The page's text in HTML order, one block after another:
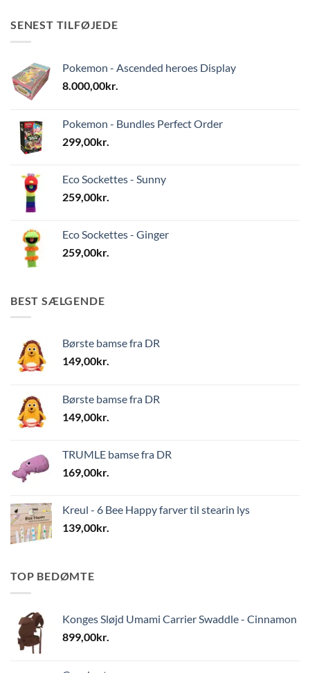
SENEST TILFØJEDE
Pokemon - Ascended heroes Display
8.000,00kr.
Pokemon - Bundles Perfect Order
299,00kr.
Eco Sockettes - Sunny
259,00kr.
Eco Sockettes - Ginger
259,00kr.
BEST SÆLGENDE
Børste bamse fra DR
149,00kr.
Børste bamse fra DR
149,00kr.
TRUMLE bamse fra DR
169,00kr.
Kreul - 6 Bee Happy farver til stearin lys
139,00kr.
TOP BEDØMTE
Konges Sløjd Umami Carrier Swaddle - Cinnamon
899,00kr.